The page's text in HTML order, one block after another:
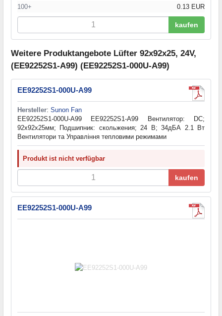
100+
0.13 EUR
kaufen
Weitere Produktangebote Lüfter 92x92x25, 24V,
(EE92252S1-A99) (EE92252S1-000U-A99)
EE92252S1-000U-A99
Hersteller: Sunon Fan
EE92252S1-000U-A99 EE92252S1-A99 Вентилятор: DC;
92x92x25мм; Подшипник: скольжения; 24 В; 34дБА 2.1 Вт
Вентилятори та Управління тепловими режимами
Produkt ist nicht verfügbar
kaufen
EE92252S1-000U-A99